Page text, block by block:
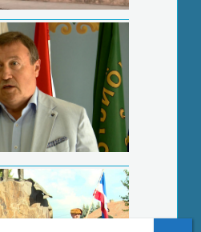
a ruszin